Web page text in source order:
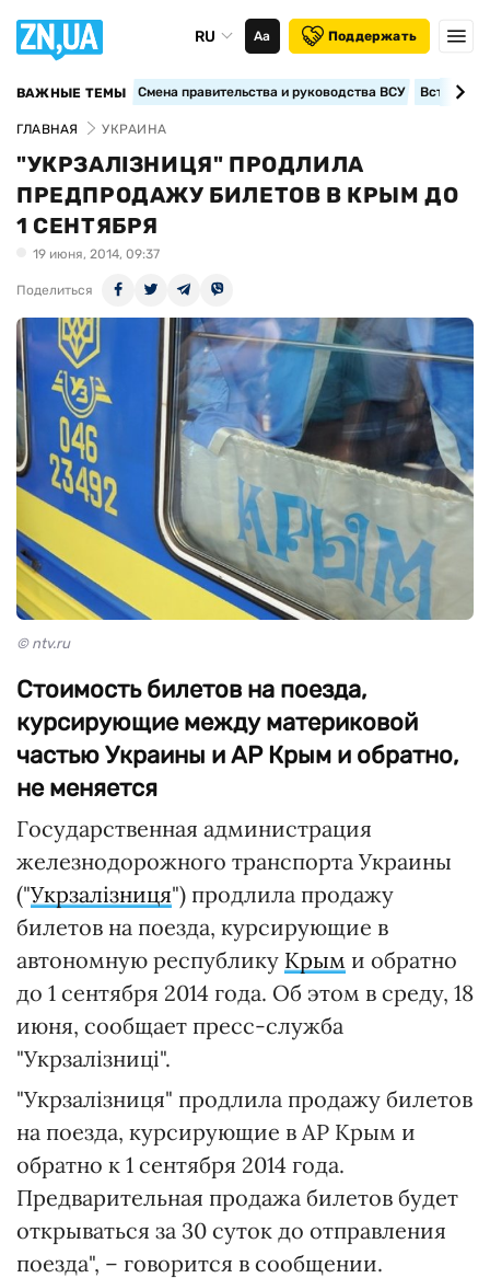
RU Аа Поддержать
ВАЖНЫЕ ТЕМЫ Смена правительства и руководства ВСУ
ГЛАВНАЯ УКРАИНА
"УКРЗАЛІЗНИЦЯ" ПРОДЛИЛА
ПРЕДПРОДАЖУ БИЛЕТОВ В КРЫМ ДО
1 СЕНТЯБРЯ
19 июня, 2014, 09:37
Поделиться
© ntv.ru
Стоимость билетов на поезда,
курсирующие между материковой
частью Украины и АР Крым и обратно,
не меняется
Государственная администрация
железнодорожного транспорта Украины
("Укрзалізниця") продлила продажу
билетов на поезда, курсирующие в
автономную республику Крым и обратно
до 1 сентября 2014 года. Об этом в среду, 18
июня, сообщает пресс-служба
"Укрзалізниці".
"Укрзалізниця" продлила продажу билетов
на поезда, курсирующие в АР Крым и
обратно к 1 сентября 2014 года.
Предварительная продажа билетов будет
открываться за 30 суток до отправления
поезда", – говорится в сообщении.